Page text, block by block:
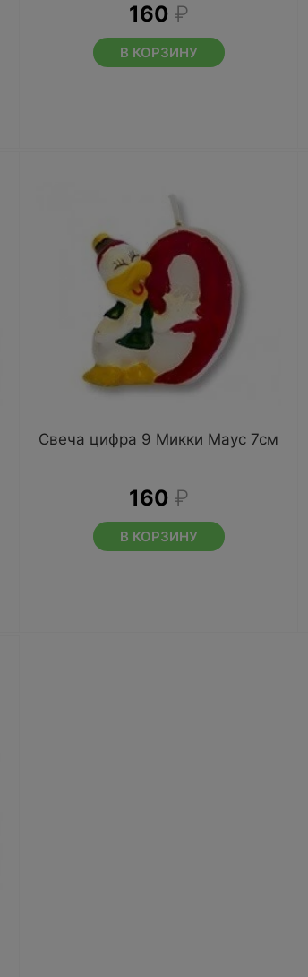
160 ₽
В КОРЗИНУ
Свеча цифра 9 Микки Маус 7см
160 ₽
В КОРЗИНУ